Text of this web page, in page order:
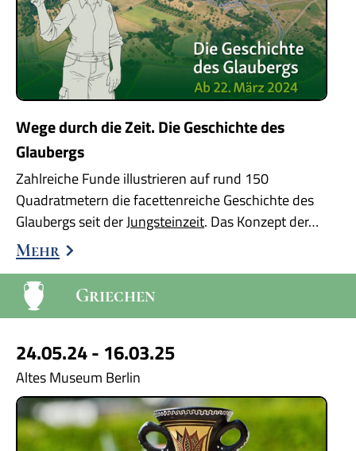
Wege durch die Zeit. Die Geschichte des
Glaubergs
Zahlreiche Funde illustrieren auf rund 150
Quadratmetern die facettenreiche Geschichte des
Glaubergs seit derJungsteinzeit. Das Konzept der…
Mehr
Griechen
24.05.24 - 16.03.25
Altes Museum Berlin